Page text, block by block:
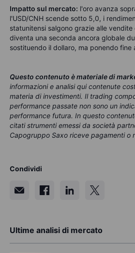
Impatto sul mercato: l'oro avanza
l'USD/CNH scende sotto 5,0, i
statunitensi salgono grazie alle
diventa una seconda ancora globale
sostituendo il dollaro, ma ponendo fine
Questo contenuto è materiale di
informazioni e analisi qui contenute
materia di investimenti. Il trading
performance passate non sono un
performance futura. In questo
citati strumenti emessi da società
Capogruppo Saxo riceve pagamenti o
Condividi
Ultime analisi di mercato